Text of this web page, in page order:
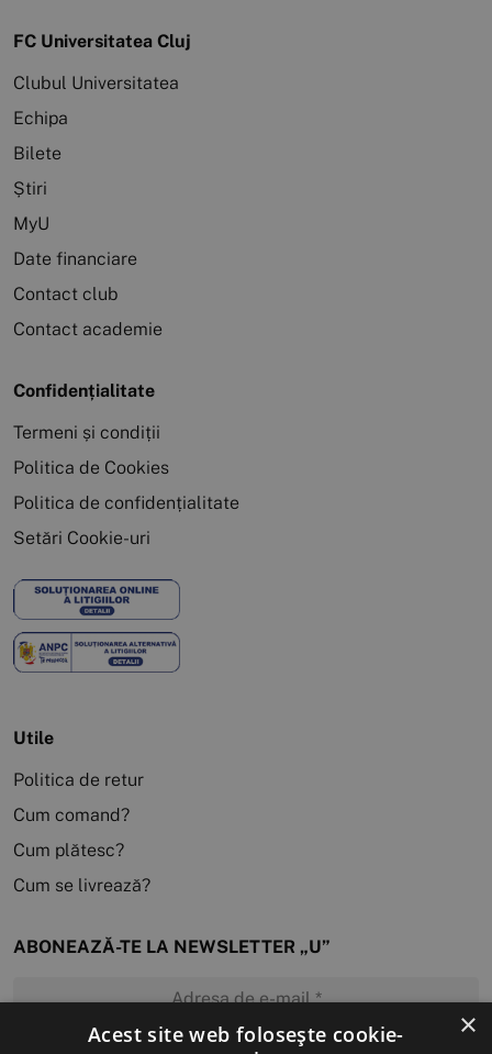
FC Universitatea Cluj
Clubul Universitatea
Echipa
Bilete
Știri
MyU
Date financiare
Contact club
Contact academie
Confidențialitate
Termeni și condiții
Politica de Cookies
Politica de confidențialitate
Setări Cookie-uri
Utile
Politica de retur
Cum comand?
Cum plătesc?
Cum se livrează?
ABONEAZĂ-TE LA NEWSLETTER „U”
×
Acest site web folosește cookie-